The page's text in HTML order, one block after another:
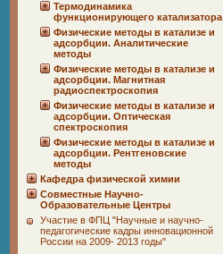
Термодинамика
функционирующего катализатора
Физические методы в катализе и
адсорбции. Аналитические
методы
Физические методы в катализе и
адсорбции. Магнитная
радиоспектроскопия
Физические методы в катализе и
адсорбции. Оптическая
спектроскопия
Физические методы в катализе и
адсорбции. Рентгеновские
методы
Кафедра физической химии
Совместные Научно-
Образовательные Центры
Участие в ФПЦ "Научные и научно-
педагогические кадры инновационной
России на 2009- 2013 годы"